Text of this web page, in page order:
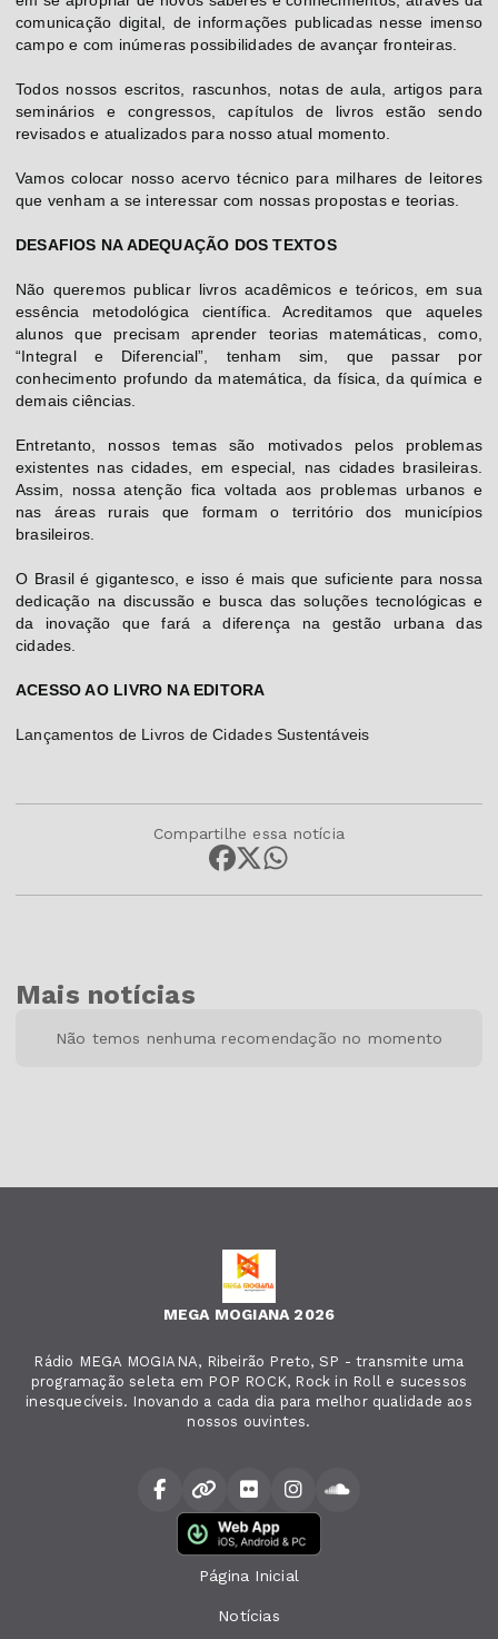
comunicação digital, de informações publicadas nesse imenso
campo e com inúmeras possibilidades de avançar fronteiras.
Todos nossos escritos, rascunhos, notas de aula, artigos para
seminários e congressos, capítulos de livros estão sendo
revisados e atualizados para nosso atual momento.
Vamos colocar nosso acervo técnico para milhares de leitores
que venham a se interessar com nossas propostas e teorias.
DESAFIOS NA ADEQUAÇÃO DOS TEXTOS
Não queremos publicar livros acadêmicos e teóricos, em sua
essência metodológica científica. Acreditamos que aqueles
alunos que precisam aprender teorias matemáticas, como,
“Integral e Diferencial”, tenham sim, que passar por
conhecimento profundo da matemática, da física, da química e
demais ciências.
Entretanto, nossos temas são motivados pelos problemas
existentes nas cidades, em especial, nas cidades brasileiras.
Assim, nossa atenção fica voltada aos problemas urbanos e
nas áreas rurais que formam o território dos municípios
brasileiros.
O Brasil é gigantesco, e isso é mais que suficiente para nossa
dedicação na discussão e busca das soluções tecnológicas e
da inovação que fará a diferença na gestão urbana das
cidades.
ACESSO AO LIVRO NA EDITORA
Lançamentos de Livros de Cidades Sustentáveis
Compartilhe essa notícia
Mais notícias
Não temos nenhuma recomendação no momento
MEGA MOGIANA 2026
Rádio MEGA MOGIANA, Ribeirão Preto, SP - transmite uma
programação seleta em POP ROCK, Rock in Roll e sucessos
inesquecíveis. Inovando a cada dia para melhor qualidade aos
nossos ouvintes.
Página Inicial
Notícias